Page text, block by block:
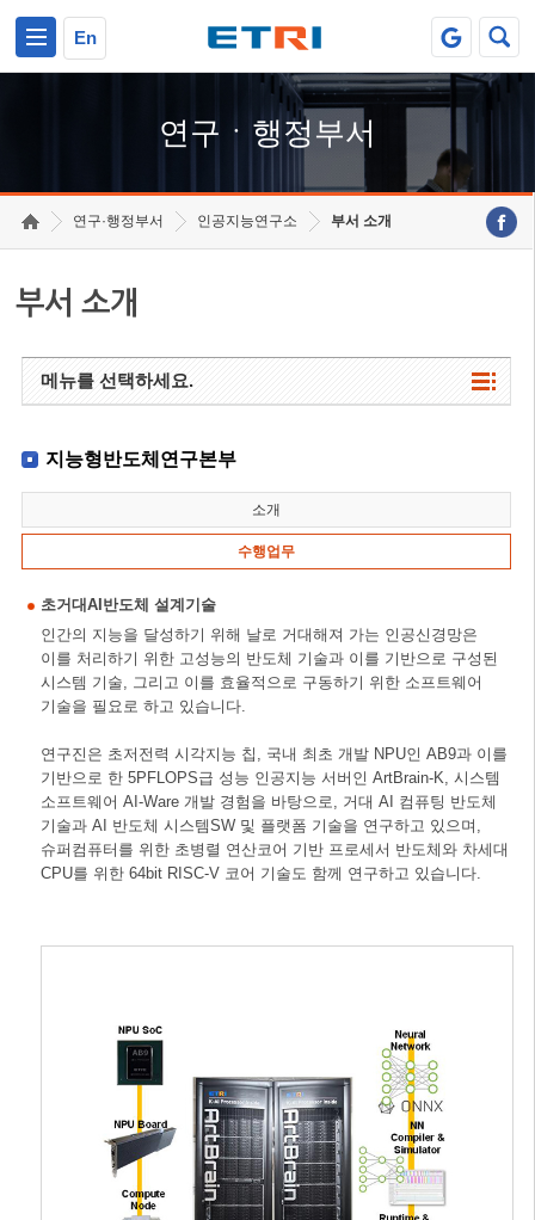
En
연구ㆍ행정부서
연구·행정부서 인공지능연구소 부서 소개
부서 소개
메뉴를 선택하세요.
지능형반도체연구본부
소개
수행업무
초거대AI반도체 설계기술
인간의 지능을 달성하기 위해 날로 거대해져 가는 인공신경망은
이를 처리하기 위한 고성능의 반도체 기술과 이를 기반으로 구성된
시스템 기술, 그리고 이를 효율적으로 구동하기 위한 소프트웨어
기술을 필요로 하고 있습니다.
연구진은 초저전력 시각지능 칩, 국내 최초 개발 NPU인 AB9과 이를
기반으로 한 5PFLOPS급 성능 인공지능 서버인 ArtBrain-K, 시스템
소프트웨어 AI-Ware 개발 경험을 바탕으로, 거대 AI 컴퓨팅 반도체
기술과 AI 반도체 시스템SW 및 플랫폼 기술을 연구하고 있으며,
슈퍼컴퓨터를 위한 초병렬 연산코어 기반 프로세서 반도체와 차세대
CPU를 위한 64bit RISC-V 코어 기술도 함께 연구하고 있습니다.